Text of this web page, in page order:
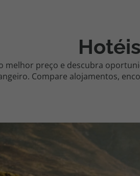
melhor preço e descubra
Compare alojamentos,